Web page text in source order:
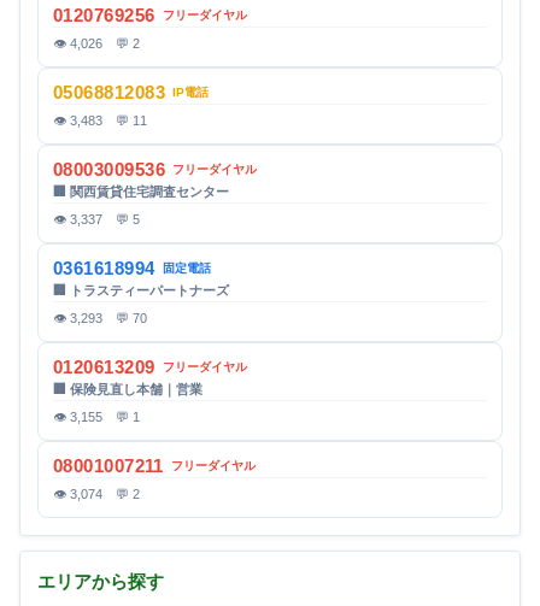
0120769256 フリーダイヤル
👁 4,026 💬 2
05068812083 IP電話
👁 3,483 💬 11
08003009536 フリーダイヤル
🏢 関西賃貸住宅調査センター
👁 3,337 💬 5
0361618994 固定電話
🏢 トラスティーパートナーズ
👁 3,293 💬 70
0120613209 フリーダイヤル
🏢 保険見直し本舗｜営業
👁 3,155 💬 1
08001007211 フリーダイヤル
👁 3,074 💬 2
エリアから探す